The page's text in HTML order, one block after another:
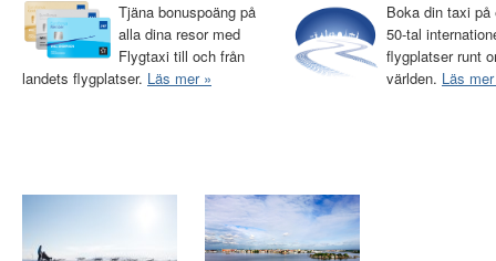
Tjäna bonuspoäng på
alla dina resor med
Flygtaxi till och från
landets flygplatser. Läs mer »
Boka din taxi på
50-tal
flygplatser runt
världen. Läs